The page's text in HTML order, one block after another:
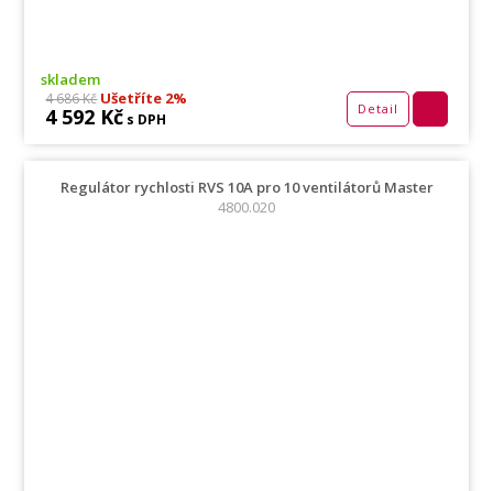
skladem
4 686 KčUšetříte 2%
4 592 Kč s DPH
Detail
Regulátor rychlosti RVS 10A pro 10 ventilátorů Master
4800.020